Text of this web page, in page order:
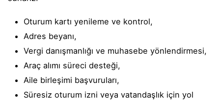
Oturum kartı yenileme ve kontrol,
Adres beyanı,
Vergi danışmanlığı ve muhasebe yönlendirmesi,
Araç alımı süreci desteği,
Aile birleşimi başvuruları,
Süresiz oturum izni veya vatandaşlık için yol